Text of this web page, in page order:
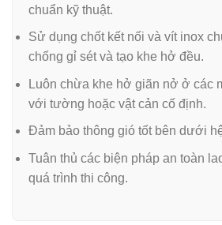
chuẩn kỹ thuật.
Sử dụng chốt kết nối và vít inox
chống gỉ sét và tạo khe hở đều.
Luôn chừa khe hở giãn nở ở các
với tường hoặc vật cản cố định.
Đảm bảo thông gió tốt bên dưới
Tuân thủ các biện pháp an toàn
quá trình thi công.